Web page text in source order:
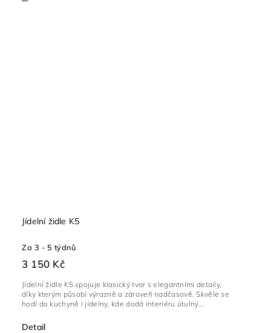
Jídelní židle K5
Za 3 - 5 týdnů
3 150 Kč
Detail
Jídelní židle K5 spojuje klasický tvar s elegantními detaily,
díky kterým působí výrazně a zároveň nadčasově. Skvěle se
hodí do kuchyně i jídelny, kde dodá interiéru útulný...